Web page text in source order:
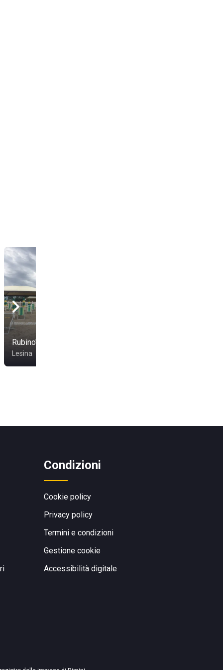
Rubino's Beach
Lesina
Condizioni
Cookie policy
Privacy policy
Termini e condizioni
Gestione cookie
Accessibilità digitale